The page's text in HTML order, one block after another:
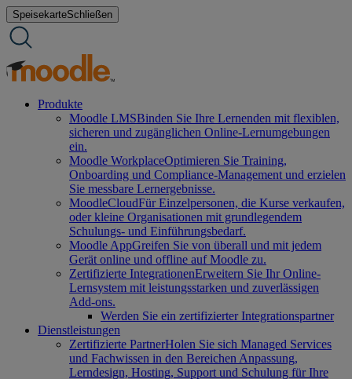
Zum
Inhalt
springen
SpeisekarteSchließen
Produkte
Moodle LMSBinden Sie Ihre Lernenden mit flexiblen,
sicheren und zugänglichen Online-Lernumgebungen
ein.
Moodle WorkplaceOptimieren Sie Training,
Onboarding und Compliance-Management und erzielen
Sie messbare Lernergebnisse.
MoodleCloudFür Einzelpersonen, die Kurse verkaufen,
oder kleine Organisationen mit grundlegendem
Schulungs- und Einführungsbedarf.
Moodle AppGreifen Sie von überall und mit jedem
Gerät online und offline auf Moodle zu.
Zertifizierte IntegrationenErweitern Sie Ihr Online-
Lernsystem mit leistungsstarken und zuverlässigen
Add-ons.
Werden Sie ein zertifizierter Integrationspartner
Dienstleistungen
Zertifizierte PartnerHolen Sie sich Managed Services
und Fachwissen in den Bereichen Anpassung,
Lerndesign, Hosting, Support und Schulung für Ihre